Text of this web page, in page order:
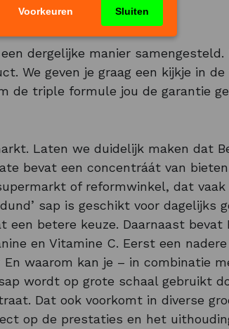
dergelijke manier
We geven je graag een kijkje in
de triple formule jou de garantie
Laten we duidelijk maken dat
bevat een concentráát van
of reformwinkel, dat
sap is geschikt voor dagelijks
betere keuze. Daarnaast bevat
en Vitamine C. Eerst een
waarom kan je – in combinatie
wordt op grote schaal gebruikt
Dat ook voorkomt in diverse
op de prestaties en het